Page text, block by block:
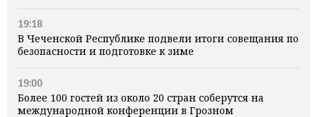
19:18
В Чеченской Республике подвели итоги совещания по
безопасности и подготовке к зиме
19:00
Более 100 гостей из около 20 стран соберутся на
международной конференции в Грозном